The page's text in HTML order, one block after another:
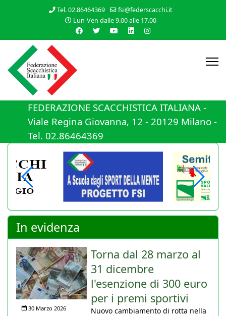
Tel. 02.86464369
fsi@federscacchi.it
Lun-Ven dalle 9.00 alle 17.00
FEDERAZIONE SCACCHISTICA ITALIANA -
Viale Regina Giovanna, 12 - 20129 Milano -
Tel. 02.86464369
In evidenza
30 Marzo 2026
Torna dal 28 marzo al
31 dicembre
l'esenzione di 300 euro
per i premi sportivi
Nuovo cambiamento di rotta nella